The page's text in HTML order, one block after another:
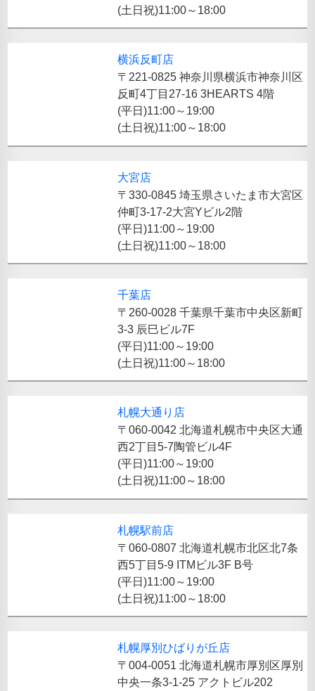
(土日祝)11:00～18:00
横浜反町店
〒221-0825 神奈川県横浜市神奈川区
反町4丁目27-16 3HEARTS 4階
(平日)11:00～19:00
(土日祝)11:00～18:00
大宮店
〒330-0845 埼玉県さいたま市大宮区
仲町3-17-2大宮Yビル2階
(平日)11:00～19:00
(土日祝)11:00～18:00
千葉店
〒260-0028 千葉県千葉市中央区新町
3-3 辰巳ビル7F
(平日)11:00～19:00
(土日祝)11:00～18:00
札幌大通り店
〒060-0042 北海道札幌市中央区大通
西2丁目5-7陶管ビル4F
(平日)11:00～19:00
(土日祝)11:00～18:00
札幌駅前店
〒060-0807 北海道札幌市北区北7条
西5丁目5-9 ITMビル3F B号
(平日)11:00～19:00
(土日祝)11:00～18:00
札幌厚別ひばりが丘店
〒004-0051 北海道札幌市厚別区厚別
中央一条3-1-25 アクトビル202